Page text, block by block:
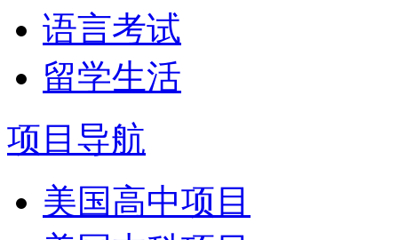
语言考试
留学生活
项目导航
美国高中项目